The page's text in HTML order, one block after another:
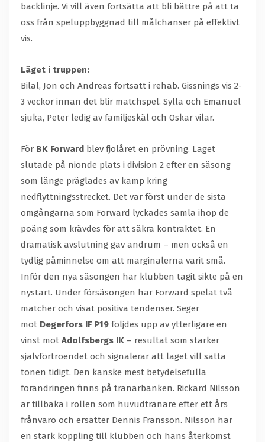
backlinje. Vi vill även fortsätta att bli bättre på att ta
oss från speluppbyggnad till målchanser på effektivt
vis.
Läget i truppen:
Bilal, Jon och Andreas fortsatt i rehab. Gissnings vis 2-
3 veckor innan det blir matchspel. Sylla och Emanuel
sjuka, Peter ledig av familjeskäl och Oskar vilar.
För BK Forward blev fjolåret en prövning. Laget
slutade på nionde plats i division 2 efter en säsong
som länge präglades av kamp kring
nedflyttningsstrecket. Det var först under de sista
omgångarna som Forward lyckades samla ihop de
poäng som krävdes för att säkra kontraktet. En
dramatisk avslutning gav andrum – men också en
tydlig påminnelse om att marginalerna varit små.
Inför den nya säsongen har klubben tagit sikte på en
nystart. Under försäsongen har Forward spelat två
matcher och visat positiva tendenser. Seger
mot Degerfors IF P19 följdes upp av ytterligare en
vinst mot Adolfsbergs IK – resultat som stärker
självförtroendet och signalerar att laget vill sätta
tonen tidigt. Den kanske mest betydelsefulla
förändringen finns på tränarbänken. Rickard Nilsson
är tillbaka i rollen som huvudtränare efter ett års
frånvaro och ersätter Dennis Fransson. Nilsson har
en stark koppling till klubben och hans återkomst